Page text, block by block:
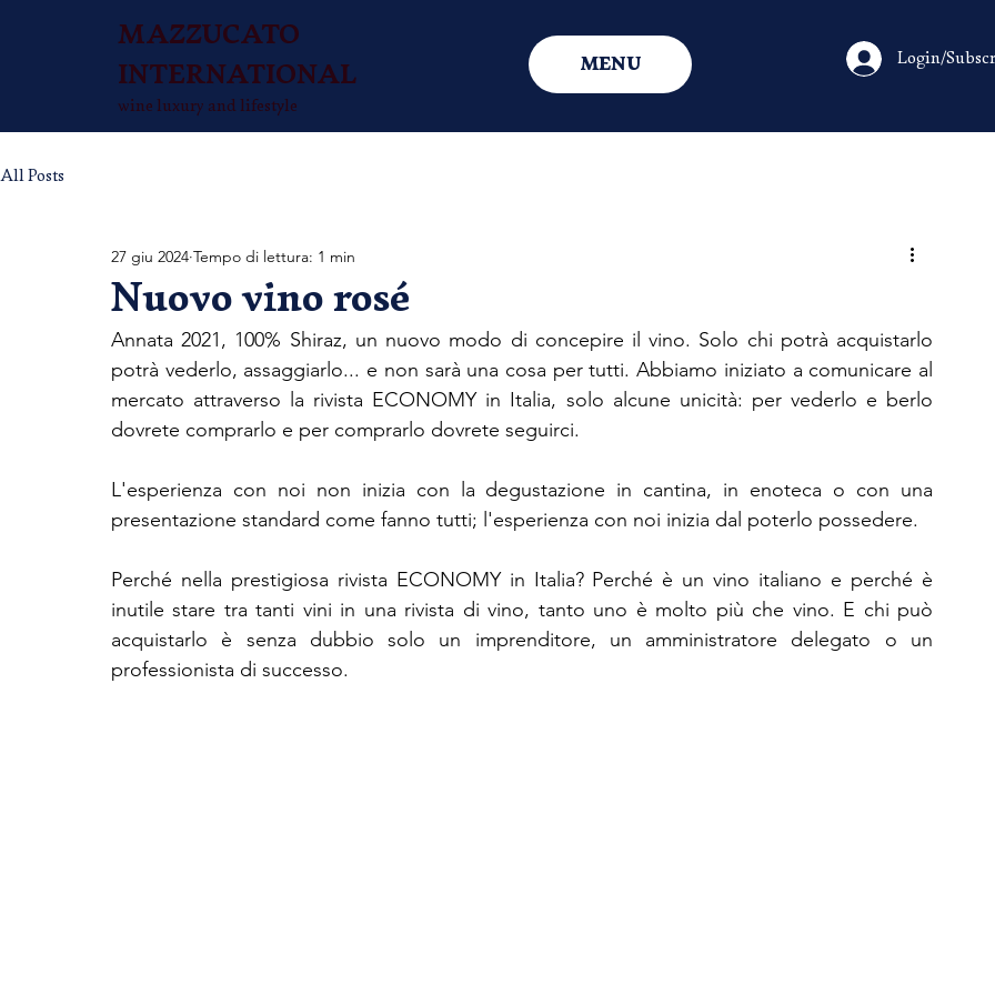
MAZZUCATO
INTERNATIONAL
wine luxury and lifestyle
MENU Login/
All Posts
Nuovo vino rosé
27 giu 2024 Tempo di lettura: 1 min
Annata 2021, 100% Shiraz, un nuovo modo di concepire il vino. Solo chi potrà acquistarlo
potrà vederlo, assaggiarlo... e non sarà una cosa per tutti. Abbiamo iniziato a comunicare al
mercato attraverso la rivista ECONOMY in Italia, solo alcune unicità: per vederlo e berlo
dovrete comprarlo e per comprarlo dovrete seguirci.
L'esperienza con noi non inizia con la degustazione in cantina, in enoteca o con una
presentazione standard come fanno tutti; l'esperienza con noi inizia dal poterlo possedere.
Perché nella prestigiosa rivista ECONOMY in Italia? Perché è un vino italiano e perché è
inutile stare tra tanti vini in una rivista di vino, tanto uno è molto più che vino. E chi può
acquistarlo è senza dubbio solo un imprenditore, un amministratore delegato o un
professionista di successo.